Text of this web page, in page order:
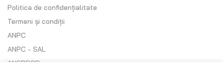
Politica de confidențialitate
Termeni și condiții
ANPC
ANPC - SAL
ANSPDCP